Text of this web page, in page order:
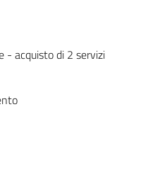
- acquisto di 2 servizi